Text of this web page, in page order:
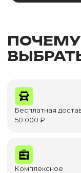
Бесплатная
50 000 ₽
Комплексное